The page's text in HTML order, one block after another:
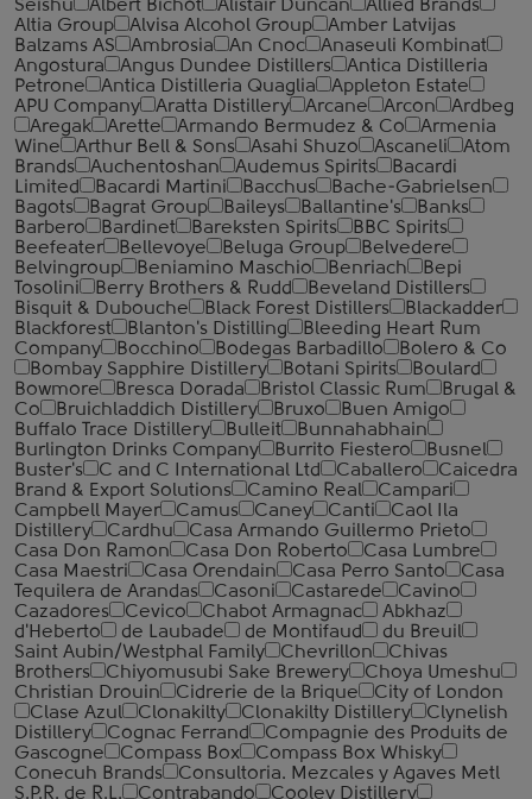
Seishu
Albert Bichot Alistair Duncan
Allied Brands
Altia Group
Alvisa Alcohol Group
Amber Latvijas
Balzams AS
Ambrosia An Cnoc
Anaseuli Kombinat
Angostura
Angus Dundee Distillers
Antica Distilleria
Petrone
Antica Distilleria Quaglia
Appleton Estate
APU Company
Aratta Distillery Arcane Arcon
Ardbeg
Aregak
Arette Armando Bermudez & Co
Armenia
Wine
Arthur Bell & Sons Asahi Shuzo Ascaneli
Atom
Brands
Auchentoshan Audemus Spirits
Bacardi
Limited
Bacardi Martini Bacchus
Bache-Gabrielsen
Bagots
Bagrat Group Baileys Ballantine's
Banks
Barbero
Bardinet Bareksten Spirits
BBC Spirits
Beefeater
Bellevoye Beluga Group
Belvedere
Belvingroup
Beniamino Maschio Benriach
Bepi
Tosolini
Berry Brothers & Rudd
Beveland Distillers
Bisquit & Dubouche
Black Forest Distillers
Blackadder
Blackforest
Blanton's Distilling
Bleeding Heart Rum
Company
Bocchino Bodegas Barbadillo
Bolero & Co
Bombay Sapphire Distillery
Botani Spirits
Boulard
Bowmore
Bresca Dorada Bristol Classic Rum
Brugal &
Co
Bruichladdich Distillery Bruxo
Buen Amigo
Buffalo Trace Distillery
Bulleit
Bunnahabhain
Burlington Drinks Company
Burrito Fiestero
Busnel
Buster's
C and C International Ltd Caballero
Caicedra
Brand & Export Solutions
Camino Real
Campari
Campbell Mayer
Camus Caney Canti
Caol Ila
Distillery
Cardhu
Casa Armando Guillermo Prieto
Casa Don Ramon
Casa Don Roberto
Casa Lumbre
Casa Maestri
Casa Orendain Casa Perro Santo
Casa
Tequilera de Arandas
Casoni Castarede
Cavino
Cazadores
Cevico Chabot Armagnac
Abkhaz
d'Heberto
de Laubade de Montifaud
du Breuil
Saint Aubin/Westphal Family
Chevrillon
Chivas
Brothers
Chiyomusubi Sake Brewery
Choya Umeshu
Christian Drouin
Cidrerie de la Brique
City of London
Clase Azul
Clonakilty Clonakilty Distillery
Clynelish
Distillery
Cognac Ferrand
Compagnie des Produits de
Gascogne
Compass Box
Compass Box Whisky
Conecuh Brands
Consultoria. Mezcales y Agaves Metl
S.P.R. de R.L.
Contrabando
Cooley Distillery